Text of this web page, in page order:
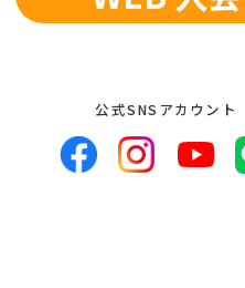
公式SNSアカウント